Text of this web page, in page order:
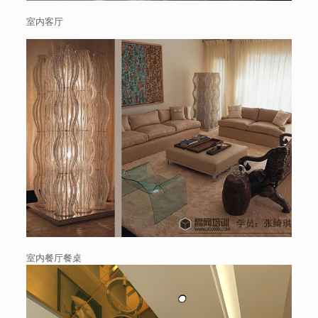
室内客厅
室内餐厅餐桌